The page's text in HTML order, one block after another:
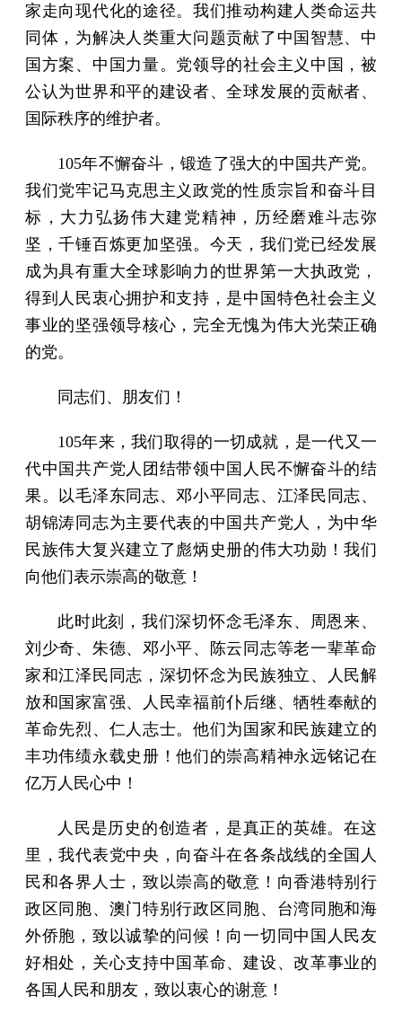
家走向现代化的途径。我们推动构建人类命运共
同体，为解决人类重大问题贡献了中国智慧、中
国方案、中国力量。党领导的社会主义中国，被
公认为世界和平的建设者、全球发展的贡献者、
国际秩序的维护者。
105年不懈奋斗，锻造了强大的中国共产党。
我们党牢记马克思主义政党的性质宗旨和奋斗目
标，大力弘扬伟大建党精神，历经磨难斗志弥
坚，千锤百炼更加坚强。今天，我们党已经发展
成为具有重大全球影响力的世界第一大执政党，
得到人民衷心拥护和支持，是中国特色社会主义
事业的坚强领导核心，完全无愧为伟大光荣正确
的党。
同志们、朋友们！
105年来，我们取得的一切成就，是一代又一
代中国共产党人团结带领中国人民不懈奋斗的结
果。以毛泽东同志、邓小平同志、江泽民同志、
胡锦涛同志为主要代表的中国共产党人，为中华
民族伟大复兴建立了彪炳史册的伟大功勋！我们
向他们表示崇高的敬意！
此时此刻，我们深切怀念毛泽东、周恩来、
刘少奇、朱德、邓小平、陈云同志等老一辈革命
家和江泽民同志，深切怀念为民族独立、人民解
放和国家富强、人民幸福前仆后继、牺牲奉献的
革命先烈、仁人志士。他们为国家和民族建立的
丰功伟绩永载史册！他们的崇高精神永远铭记在
亿万人民心中！
人民是历史的创造者，是真正的英雄。在这
里，我代表党中央，向奋斗在各条战线的全国人
民和各界人士，致以崇高的敬意！向香港特别行
政区同胞、澳门特别行政区同胞、台湾同胞和海
外侨胞，致以诚挚的问候！向一切同中国人民友
好相处，关心支持中国革命、建设、改革事业的
各国人民和朋友，致以衷心的谢意！